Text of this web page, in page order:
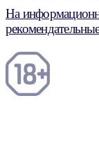
На